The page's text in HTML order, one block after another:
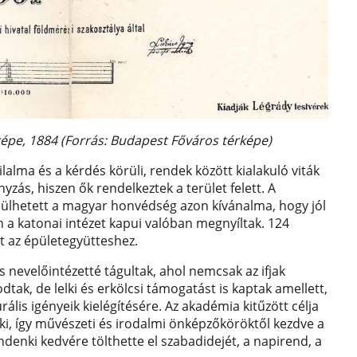
1884 (Forrás: Budapest Főváros térképe)
és a kérdés körüli, rendek között kialakuló viták
hiszen ők rendelkeztek a terület felett. A
a magyar honvédség azon kívánalma, hogy jól
katonai intézet kapui valóban megnyíltak. 124
az épületegyütteshez.
nevelőintézetté tágultak, ahol nemcsak az ifjak
de lelki és erkölcsi támogatást is kaptak amellett,
igényeik kielégítésére. Az akadémia kitűzött célja
így művészeti és irodalmi önképzőköröktől kezdve a
kedvére tölthette el szabadidejét, a napirend, a